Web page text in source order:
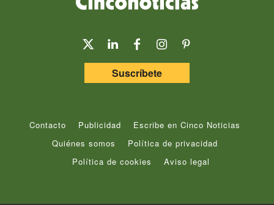
Suscríbete
Contacto Publicidad
Escribe en Cinco Noticias
Quiénes somos
Política de privacidad
Política de cookies
Aviso legal